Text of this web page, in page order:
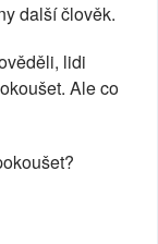
další člověk.
lidi
Ale co